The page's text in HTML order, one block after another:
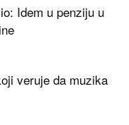
Idem u penziju u
veruje da muzika